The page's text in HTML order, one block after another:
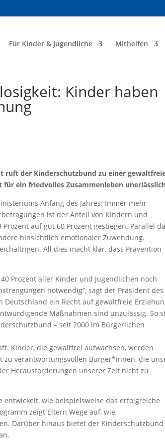
Für Kinder & Jugendliche Mithelfen
Kinder haben
ruft der Kinderschutzbund zu einer
ein friedvolles Zusammenleben
Anfang des Jahres: Immer mehr
ist der Anteil von Kindern und
auf gut 60 Prozent gestiegen. Parallel
hinsichtlich emotionaler Zuwendung.
All dies macht klar, dass Prävention
Prozent aller Kinder und Jugendlichen noch
notwendig“, sagt der Präsident des
ein Recht auf gewaltfreie
Maßnahmen sind unzulässig. So
– seit 2000 im Bürgerlichen
Kinder, die gewaltfrei aufwachsen, werden
zu verantwortungsvollen Bürger*innen, die
Herausforderungen unserer Zeit nicht zu
wie beispielsweise das erfolgreiche
zeigt Eltern Wege auf, wie
Darüber hinaus bietet der Kinderschutzbund